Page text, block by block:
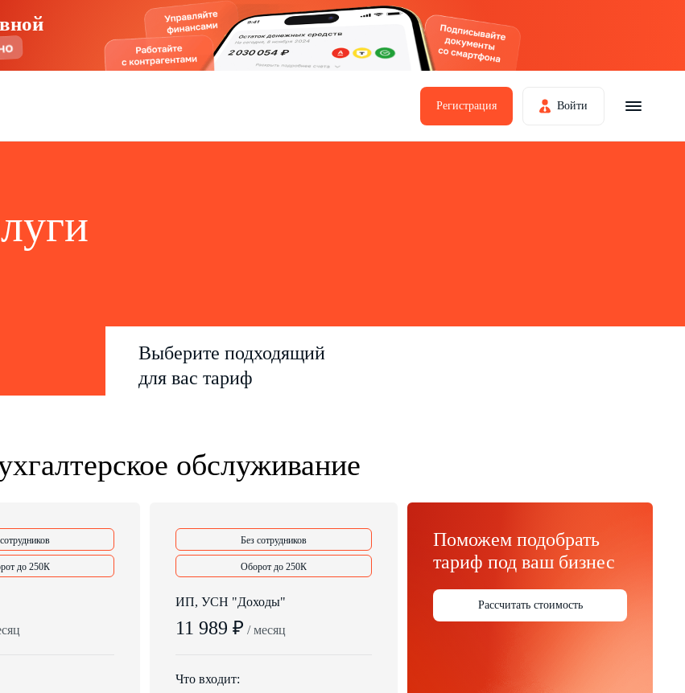
Регистрация Войти
Выберите подходящий
для вас тариф
обслуживание
до 250К
Без сотрудников
Оборот до 250К
ИП, УСН "Доходы"
11 989 ₽ / месяц
Что входит:
Поможем подобрать
тариф под ваш бизнес
Рассчитать стоимость